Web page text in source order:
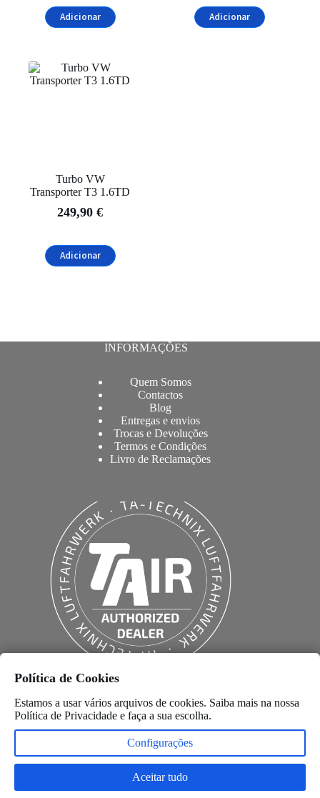
Adicionar Adicionar
Turbo VW
Transporter T3 1.6TD
249,90€
Adicionar
INFORMAÇÕES
Quem Somos
Contactos
Blog
Entregas e envios
Trocas e Devoluções
Termos e Condições
Livro de Reclamações
Política de Cookies
Estamos a usar vários arquivos de cookies. Saiba mais na nossa
Política de Privacidade e faça a sua escolha.
Configurações
Aceitar tudo